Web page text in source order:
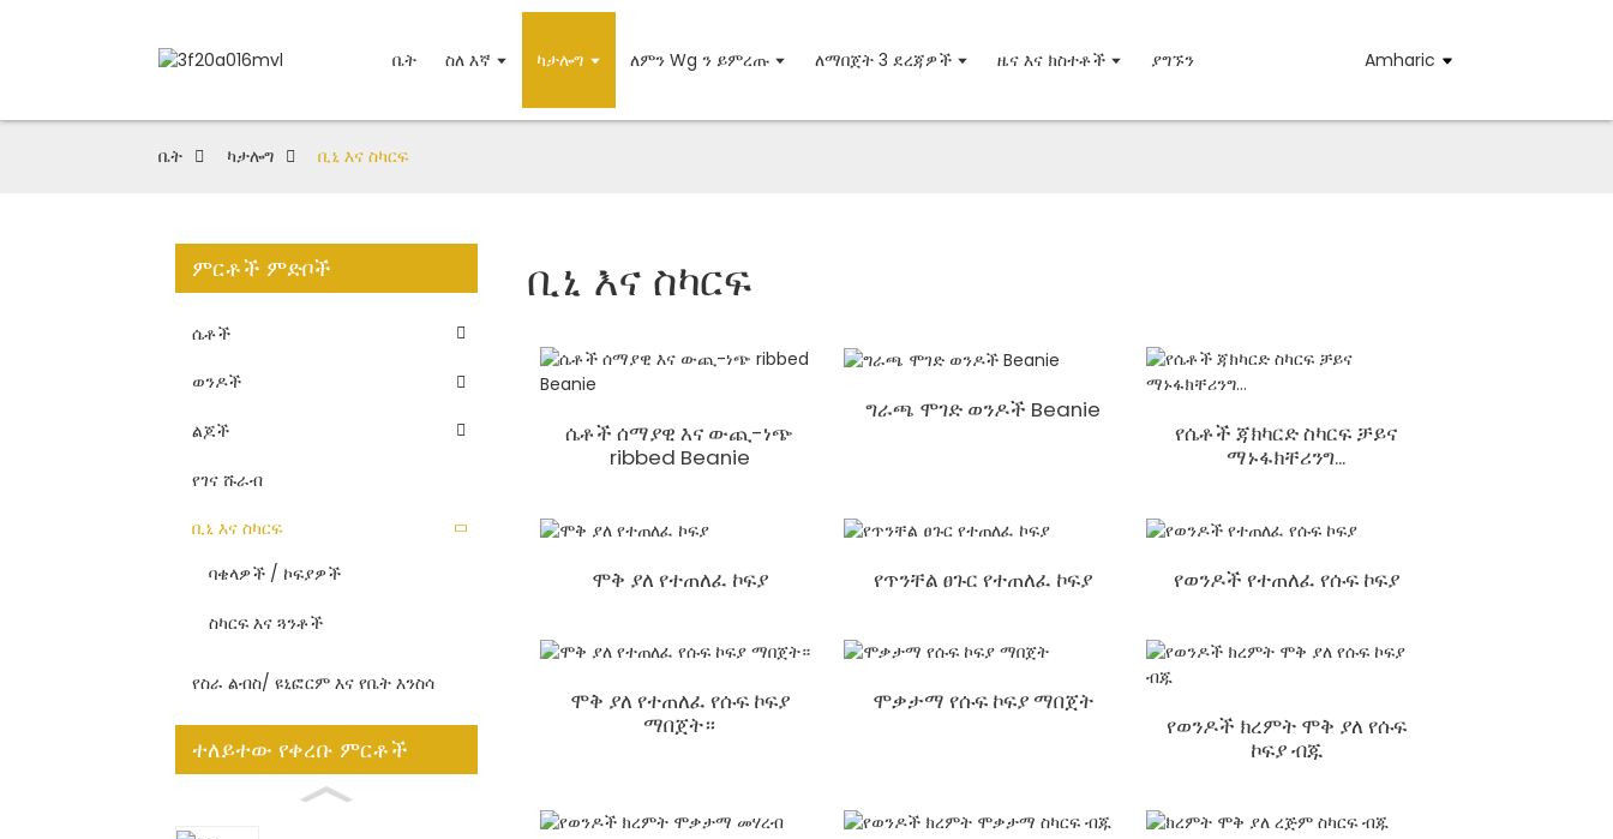
ቤት ስለ እኛ ካታሎግ ለምን Wg ን ይምረጡ ለማበጀት 3 ደረጃዎች ዜና እና ክስተቶች ያግኙን Amharic
ቤት ካታሎግ ቢኒ እና ስካርፍ
ምርቶች ምድቦች
ሴቶች
ወንዶች
ልጆች
የገና ሹራብ
ቢኒ እና ስካርፍ
ባቄላዎች / ኮፍያዎች
ስካርፍ እና ጓንቶች
የስራ ልብስ/ ዩኒፎርም እና የቤት እንስሳ
ተለይተው የቀረቡ ምርቶች
ቢኒ እና ስካርፍ
ሴቶች ሰማያዊ እና ውጪ-ነጭ
ribbed Beanie
ግራጫ ሞገድ ወንዶች Beanie
የሴቶች ጃክካርድ ስካርፍ ቻይና
ማኑፋክቸሪንግ...
ሞቅ ያለ የተጠለፈ ኮፍያ የጥንቸል ፀጉር የተጠለፈ ኮፍያ የወንዶች የተጠለፈ የሱፍ ኮፍያ
ሞቅ ያለ የተጠለፈ የሱፍ ኮፍያ
ማበጀት።
ሞቃታማ የሱፍ ኮፍያ ማበጀት
የወንዶች ክረምት ሞቅ ያለ የሱፍ
ኮፍያ ብጁ